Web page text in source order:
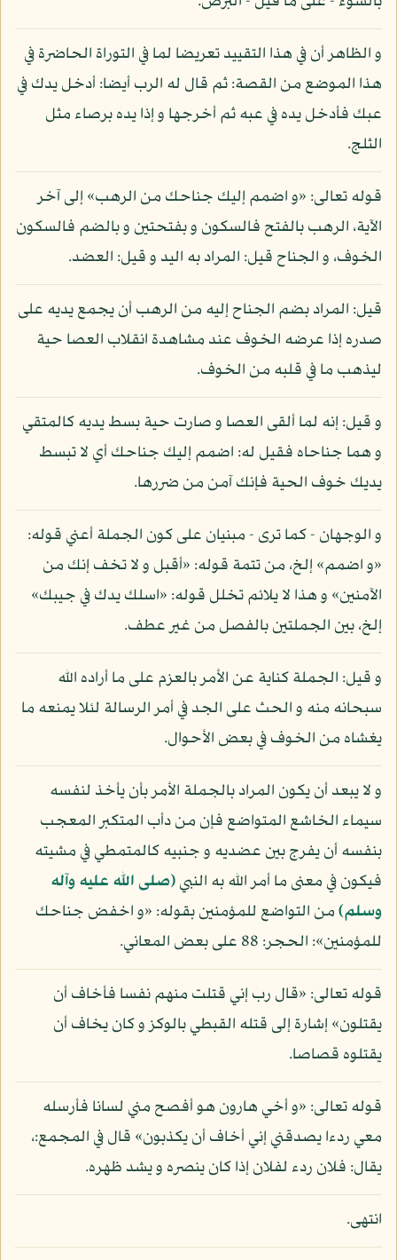
و الظاهر أن في هذا التقييد تعريضا لما في التوراة الحاضرة في
هذا الموضع من القصة: ثم قال له الرب أيضا: أدخل يدك في
عبك فأدخل يده في عبه ثم أخرجها و إذا يده برصاء مثل
الثلج.
قوله تعالى: «و اضمم إليك جناحك من الرهب» إلى آخر
الآية، الرهب بالفتح فالسكون و بفتحتين و بالضم فالسكون
الخوف، و الجناح قيل: المراد به اليد و قيل: العضد.
قيل: المراد بضم الجناح إليه من الرهب أن يجمع يديه على
صدره إذا عرضه الخوف عند مشاهدة انقلاب العصا حية
ليذهب ما في قلبه من الخوف.
و قيل: إنه لما ألقى العصا و صارت حية بسط يديه كالمتقي
و هما جناحاه فقيل له: اضمم إليك جناحك أي لا تبسط
يديك خوف الحية فإنك آمن من ضررها.
و الوجهان - كما ترى - مبنيان على كون الجملة أعني قوله:
«و اضمم» إلخ، من تتمة قوله: «أقبل و لا تخف إنك من
الآمنين» و هذا لا يلائم تخلل قوله: «اسلك يدك في جيبك»
إلخ، بين الجملتين بالفصل من غير عطف.
و قيل: الجملة كناية عن الأمر بالعزم على ما أراده الله
سبحانه منه و الحث على الجد في أمر الرسالة لئلا يمنعه ما
يغشاه من الخوف في بعض الأحوال.
و لا يبعد أن يكون المراد بالجملة الأمر بأن يأخذ لنفسه
سيماء الخاشع المتواضع فإن من دأب المتكبر المعجب
بنفسه أن يفرج بين عضديه و جنبيه كالمتمطي في مشيته
فيكون في معنى ما أمر الله به النبي(صلى الله عليه وآله
وسلم)من التواضع للمؤمنين بقوله: «و اخفض جناحك
للمؤمنين»: الحجر: 88 على بعض المعاني.
قوله تعالى: «قال رب إني قتلت منهم نفسا فأخاف أن
يقتلون» إشارة إلى قتله القبطي بالوكز و كان يخاف أن
يقتلوه قصاصا.
قوله تعالى: «و أخي هارون هو أفصح مني لسانا فأرسله
معي ردءا يصدقني إني أخاف أن يكذبون» قال في المجمع:،
يقال: فلان ردء لفلان إذا كان ينصره و يشد ظهره.
انتهى.